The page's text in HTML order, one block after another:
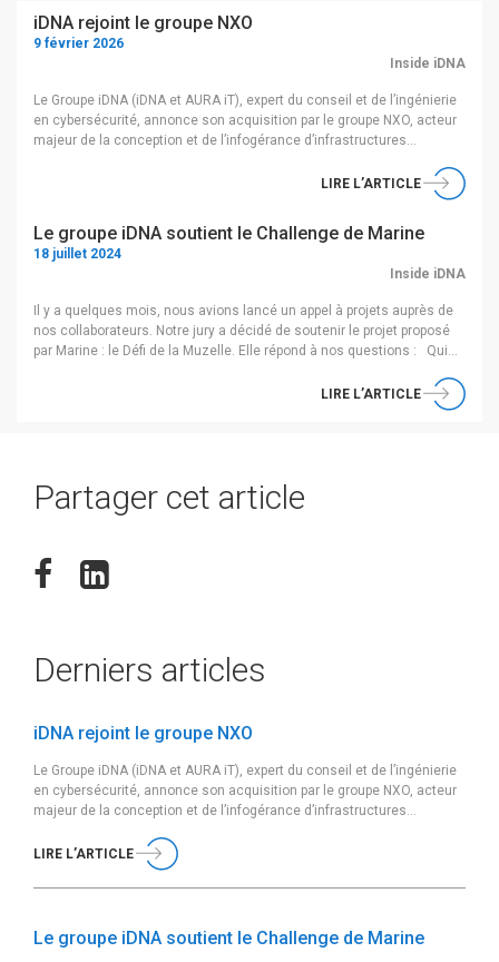
iDNA rejoint le groupe NXO
9 février 2026
Inside iDNA
Le Groupe iDNA (iDNA et AURA iT), expert du conseil et de l’ingénierie
en cybersécurité, annonce son acquisition par le groupe NXO, acteur
majeur de la conception et de l’infogérance d’infrastructures
Fondé en 2011 et basé à Paris, le Groupe iDNA accompagne ses
LIRE L’ARTICLE
Le groupe iDNA soutient le Challenge de Marine
18 juillet 2024
Inside iDNA
Il y a quelques mois, nous avions lancé un appel à projets auprès de
nos collaborateurs. Notre jury a décidé de soutenir le projet proposé
par Marine : le Défi de la Muzelle. Elle répond à nos questions : Qui
LIRE L’ARTICLE
Partager cet article
Derniers articles
iDNA rejoint le groupe NXO
Le Groupe iDNA (iDNA et AURA iT), expert du conseil et de l’ingénierie
en cybersécurité, annonce son acquisition par le groupe NXO, acteur
majeur de la conception et de l’infogérance d’infrastructures
Fondé en 2011 et basé à Paris, le Groupe iDNA accompagne ses
LIRE L’ARTICLE
Le groupe iDNA soutient le Challenge de Marine